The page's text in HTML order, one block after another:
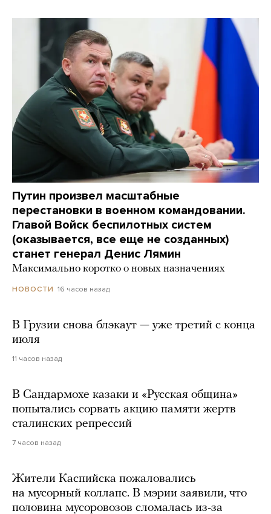
Путин произвел масштабные
перестановки в военном командовании.
Главой Войск беспилотных систем
(оказывается, все еще не созданных)
станет генерал Денис Лямин
Максимально коротко о новых назначениях
НОВОСТИ 16 часов назад
В Грузии снова блэкаут — уже третий с конца
июля
11 часов назад
В Сандармохе казаки и «Русская община»
попытались сорвать акцию памяти жертв
сталинских репрессий
7 часов назад
Жители Каспийска пожаловались
на мусорный коллапс. В мэрии заявили, что
половина мусоровозов сломалась из-за